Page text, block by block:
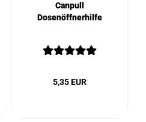
Canpull
Dosenöffnerhilfe
5,35 EUR